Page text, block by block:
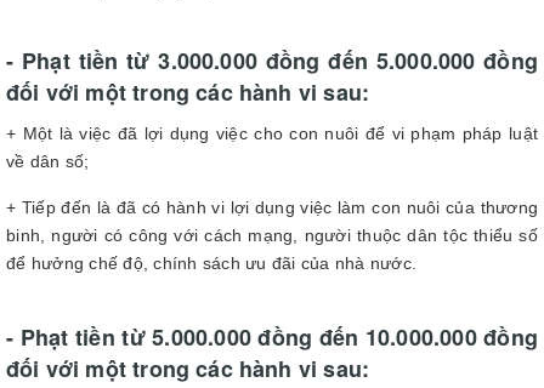
- Phạt tiền từ 3.000.000 đồng đến 5.000.000 đồng
đối với một trong các hành vi sau:
+ Một là việc đã lợi dụng việc cho con nuôi để vi phạm pháp luật
về dân số;
+ Tiếp đến là đã có hành vi lợi dụng việc làm con nuôi của thương
binh, người có công với cách mạng, người thuộc dân tộc thiểu số
để hưởng chế độ, chính sách ưu đãi của nhà nước.
- Phạt tiền từ 5.000.000 đồng đến 10.000.000 đồng
đối với một trong các hành vi sau: